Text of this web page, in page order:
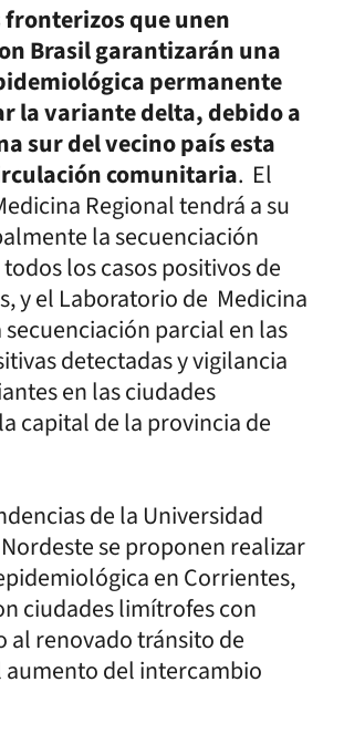
fronterizos que unen
Brasil garantizarán una
permanente
la variante delta, debido a
sur del vecino país esta
comunitaria. El
Regional tendrá a su
la secuenciación
los casos positivos de
y el Laboratorio de Medicina
parcial en las
detectadas y vigilancia
en las ciudades
capital de la provincia de
de la Universidad
se proponen realizar
en Corrientes,
ciudades limítrofes con
al renovado tránsito de
aumento del intercambio